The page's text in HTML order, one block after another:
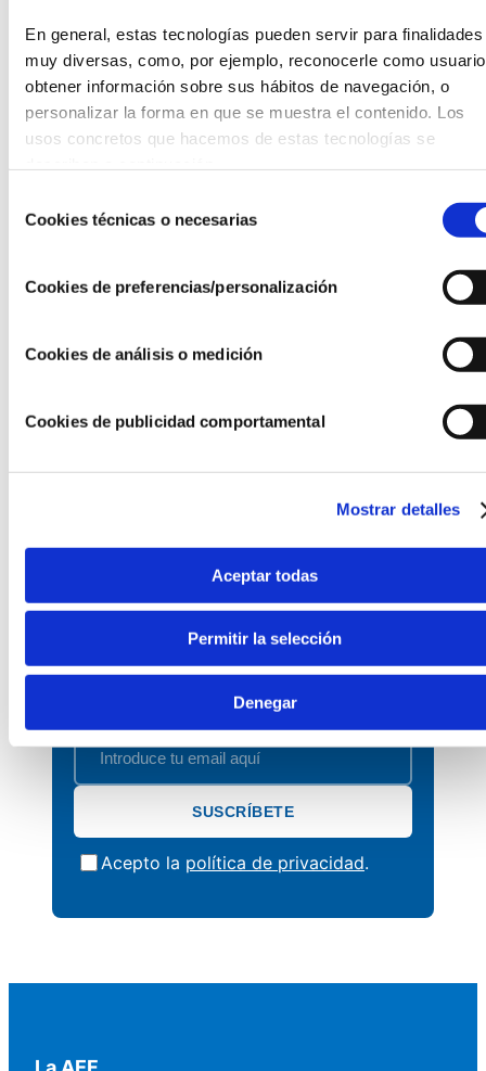
En general, estas tecnologías pueden servir para finalidades
muy diversas, como, por ejemplo, reconocerle como
obtener información sobre sus hábitos de navegación, o
personalizar la forma en que se muestra el contenido. Los
usos concretos que hacemos de estas tecnologías se
deCookies técnicas o necesarias
Cookies de preferencias/personalización
Cookies de análisis o medición
Cookies de publicidad comportamental
Mostrar detalles
Aceptar todas
Permitir la selección
Denegar
LA RIOJA
Mantente al día con la
Suscríbete a nuestra newsletter y recibe
en tu correo las últimas noticias,
oportunidades y recursos del sector
fundacional.
SUSCRÍBETE
Acepto la política de privacidad.